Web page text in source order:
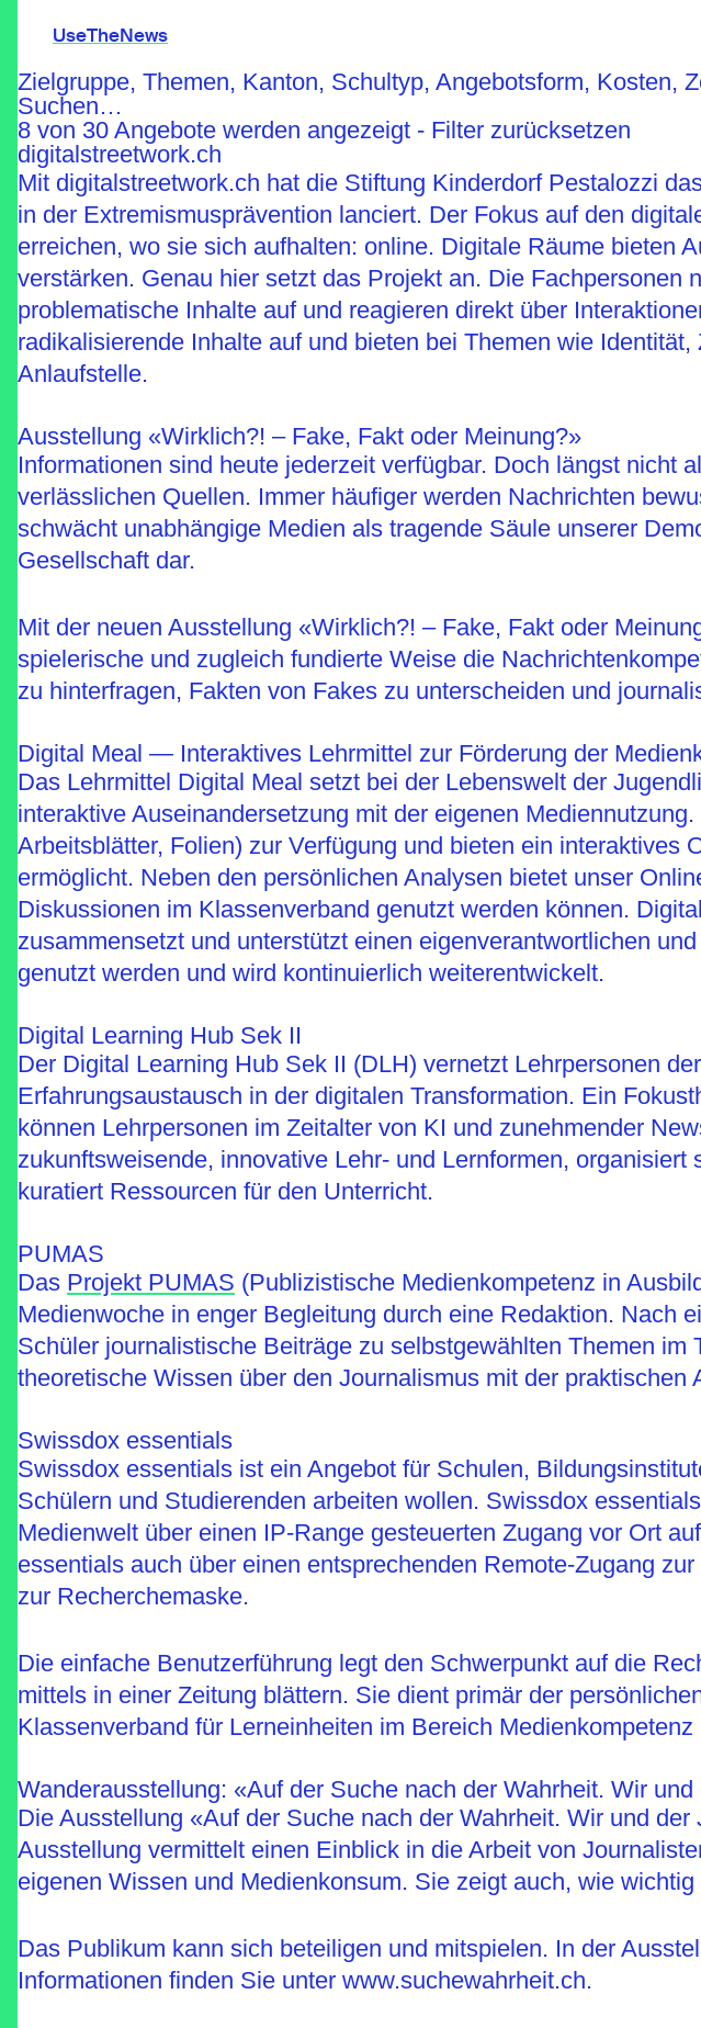
UseTheNews
Themen
Angebote
Wissen
Agenda
UseTheNews
Organisation
Partnerschaften
Zielgruppe, Themen, Kanton, Schultyp, Angebotsform, Kosten,
Suchen…
8 von 30 Angebote werden angezeigt - Filter zurücksetzen
digitalstreetwork.ch
Mit digitalstreetwork.ch hat die Stiftung Kinderdorf Pestalozzi
in der Extremismusprävention lanciert. Der Fokus auf den
erreichen, wo sie sich aufhalten: online. Digitale Räume bieten
verstärken. Genau hier setzt das Projekt an. Die
problematische Inhalte auf und reagieren direkt über
radikalisierende Inhalte auf und bieten bei Themen wie
Anlaufstelle.
Ausstellung «Wirklich?! – Fake, Fakt oder Meinung?»
Informationen sind heute jederzeit verfügbar. Doch längst nicht
verlässlichen Quellen. Immer häufiger werden Nachrichten
schwächt unabhängige Medien als tragende Säule unserer
Gesellschaft dar.
Mit der neuen Ausstellung «Wirklich?! – Fake, Fakt oder
spielerische und zugleich fundierte Weise die
zu hinterfragen, Fakten von Fakes zu unterscheiden und
Digital Meal — Interaktives Lehrmittel zur Förderung der
Das Lehrmittel Digital Meal setzt bei der Lebenswelt der
interaktive Auseinandersetzung mit der eigenen
Arbeitsblätter, Folien) zur Verfügung und bieten ein
ermöglicht. Neben den persönlichen Analysen bietet unser
Diskussionen im Klassenverband genutzt werden können.
zusammensetzt und unterstützt einen eigenverantwortlichen
genutzt werden und wird kontinuierlich weiterentwickelt.
Digital Learning Hub Sek II
Der Digital Learning Hub Sek II (DLH) vernetzt Lehrpersonen
Erfahrungsaustausch in der digitalen Transformation. Ein
können Lehrpersonen im Zeitalter von KI und zunehmender
zukunftsweisende, innovative Lehr- und Lernformen,
kuratiert Ressourcen für den Unterricht.
PUMAS
Das Projekt PUMAS (Publizistische Medienkompetenz in
Medienwoche in enger Begleitung durch eine Redaktion. Nach
Schüler journalistische Beiträge zu selbstgewählten Themen
theoretische Wissen über den Journalismus mit der praktischen
Swissdox essentials
Swissdox essentials ist ein Angebot für Schulen,
Schülern und Studierenden arbeiten wollen. Swissdox
Medienwelt über einen IP-Range gesteuerten Zugang vor Ort
essentials auch über einen entsprechenden Remote-Zugang
zur Recherchemaske.
Die einfache Benutzerführung legt den Schwerpunkt auf die
mittels in einer Zeitung blättern. Sie dient primär der
Klassenverband für Lerneinheiten im Bereich
Wanderausstellung: «Auf der Suche nach der Wahrheit. Wir
Die Ausstellung «Auf der Suche nach der Wahrheit. Wir und
Ausstellung vermittelt einen Einblick in die Arbeit von
eigenen Wissen und Medienkonsum. Sie zeigt auch, wie
Das Publikum kann sich beteiligen und mitspielen. In der
Informationen finden Sie unter www.suchewahrheit.ch.